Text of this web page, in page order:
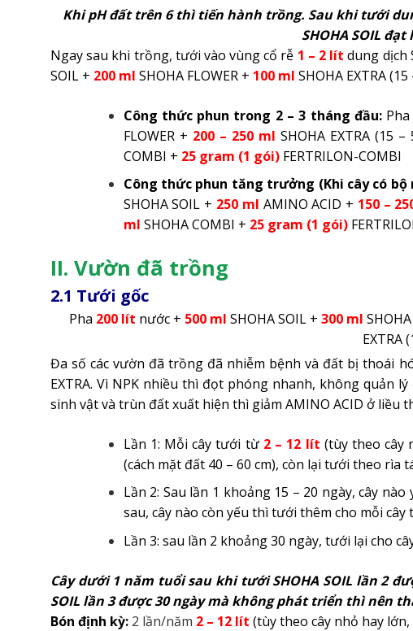
Khi pH đất trên 6 thì tiến hành trồng. Sau khi tưới
SHOHA SOIL
Ngay sau khi trồng, tưới vào vùng cổ rễ 1 – 2 lít dung dịch
SOIL + 200 ml SHOHA FLOWER + 100 ml SHOHA EXTRA (15
Công thức phun trong 2 – 3 tháng đầu: Pha
FLOWER + 200 – 250 ml SHOHA EXTRA (15
COMBI + 25 gram (1 gói) FERTRILON-COMBI
Công thức phun tăng trưởng (Khi cây có
SHOHA SOIL + 250 ml AMINO ACID + 150 –
ml SHOHA COMBI + 25 gram (1 gói)
II. Vườn đã trồng
2.1 Tưới gốc
Pha 200 lít nước + 500 ml SHOHA SOIL + 300 ml
EXTRA
Đa số các vườn đã trồng đã nhiễm bệnh và đất bị thoái
EXTRA. Vì NPK nhiều thì đọt phóng nhanh, không quản
sinh vật và trùn đất xuất hiện thì giảm AMINO ACID ở liều
Lần 1: Mỗi cây tưới từ 2 – 12 lít (tùy theo cây
(cách mặt đất 40 – 60 cm), còn lại tưới theo rìa
Lần 2: Sau lần 1 khoảng 15 – 20 ngày, cây
sau, cây nào còn yếu thì tưới thêm cho mỗi cây
Lần 3: sau lần 2 khoảng 30 ngày, tưới lại cho
Cây dưới 1 năm tuổi sau khi tưới SHOHA SOIL lần 2
SOIL lần 3 được 30 ngày mà không phát triển thì nên
Bón định kỳ: 2 lần/năm 2 – 12 lít (tùy theo cây nhỏ hay